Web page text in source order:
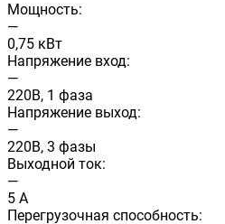
Мощность:
—
0,75 кВт
Напряжение вход:
—
220В, 1 фаза
Напряжение выход:
—
220В, 3 фазы
Выходной ток:
—
5 А
Перегрузочная способность: